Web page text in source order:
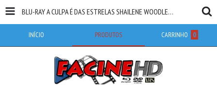
BLU-RAY A CULPA É DAS ESTRELAS SHAILENE WOODLEY ANSEL ELGORT ORIGINAL JOSH BOONE
INÍCIO PRODUTOS CARRINHO 0